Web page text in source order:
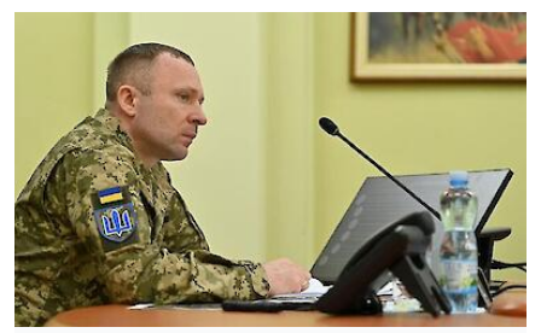
нарушениях в 225-м штурмовом полку – журналистка
Ирина Де Люсто